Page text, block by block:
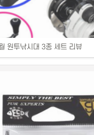
릴 세트 제품을 상세히 소개합니다.
원투낚시대 3종 세트 리뷰